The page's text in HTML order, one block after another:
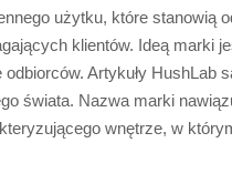
użytku, które stanowią
klientów. Ideą marki
odbiorców. Artykuły HushLab
świata. Nazwa marki
wnętrze, w